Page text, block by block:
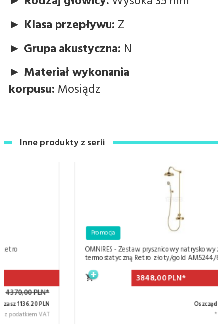
► Klasa przepływu: Z
► Grupa akustyczna: N
► Materiał wykonania
korpusu: Mosiądz
Inne produkty z serii
OMNIRES - Zestaw prysznicowy natryskowy z baterią
termostatyczną Retro złoty/gold AM5244/6GL ARMANCE
3848,00
Oszczędzasz 1352.00 PLN